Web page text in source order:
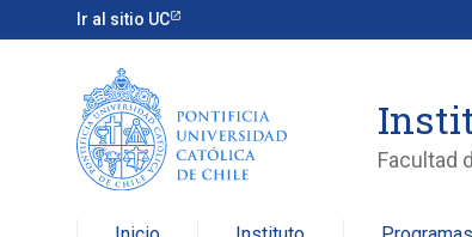
Ir al sitio UC
Facultad